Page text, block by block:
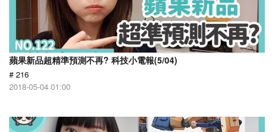
蘋果新品超精準預測不再? 科技小電報(5/04)
# 216
2018-05-04 01:00